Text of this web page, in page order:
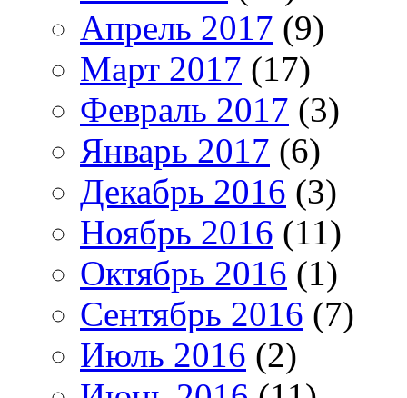
Апрель 2017 (9)
Март 2017 (17)
Февраль 2017 (3)
Январь 2017 (6)
Декабрь 2016 (3)
Ноябрь 2016 (11)
Октябрь 2016 (1)
Сентябрь 2016 (7)
Июль 2016 (2)